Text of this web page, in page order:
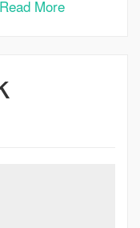
Read More